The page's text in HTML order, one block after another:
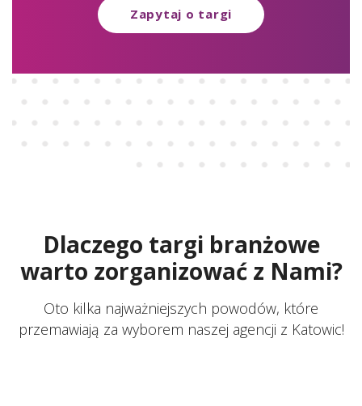
Zapytaj o targi
Dlaczego targi branżowe
warto zorganizować z Nami?
Oto kilka najważniejszych powodów, które
przemawiają za wyborem naszej agencji z Katowic!